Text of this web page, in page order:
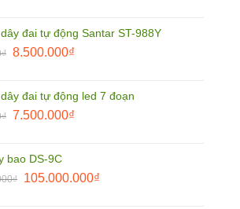
1.850.000₫.là:
1.800.000₫.
đai tự động Santar ST-988Y
₫ Giá
9.900.000₫.
8.500.000₫Giá
là:
8.500.000₫.
đai tự động led 7 đoạn
₫ Giá
9.900.000₫.
7.500.000₫Giá
7.500.000₫.
bao DS-9C
₫
Giá
105.000.000₫Giá